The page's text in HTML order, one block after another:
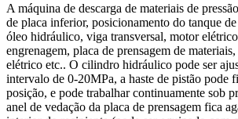
A máquina de descarga de materiais de
de placa inferior, posicionamento do tanque
óleo hidráulico, viga transversal, motor
engrenagem, placa de prensagem de
elétrico etc.. O cilindro hidráulico pode ser
intervalo de 0-20MPa, a haste de pistão pode
posição, e pode trabalhar continuamente sob
anel de vedação da placa de prensagem fica